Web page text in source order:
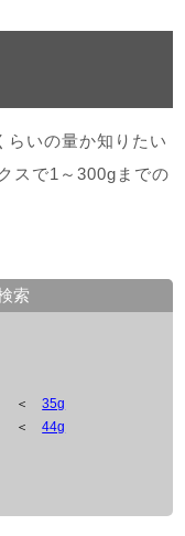
らいの量か知りたい
スで1～300gまでの
索
＜35g
＜44g